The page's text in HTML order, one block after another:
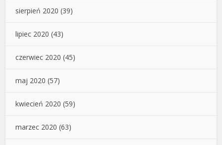
sierpień 2020 (39)
lipiec 2020 (43)
czerwiec 2020 (45)
maj 2020 (57)
kwiecień 2020 (59)
marzec 2020 (63)